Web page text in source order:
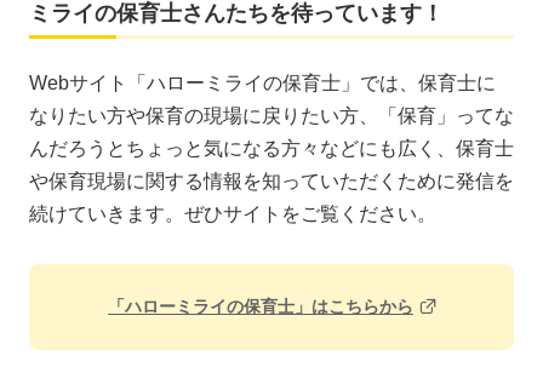
ミライの保育士さんたちを待っています！
Webサイト「ハローミライの保育士」では、保育士に
なりたい方や保育の現場に戻りたい方、「保育」ってな
んだろうとちょっと気になる方々などにも広く、保育士
や保育現場に関する情報を知っていただくために発信を
続けていきます。ぜひサイトをご覧ください。
「ハローミライの保育士」はこちらから